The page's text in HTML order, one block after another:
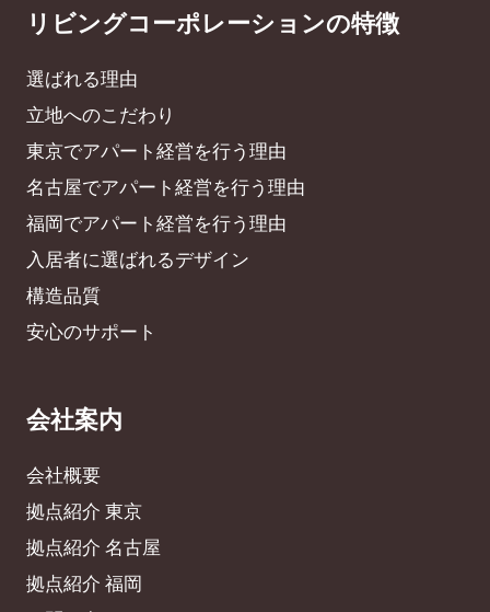
リビングコーポレーションの特徴
選ばれる理由
立地へのこだわり
東京でアパート経営を行う理由
名古屋でアパート経営を行う理由
福岡でアパート経営を行う理由
入居者に選ばれるデザイン
構造品質
安心のサポート
会社案内
会社概要
拠点紹介 東京
拠点紹介 名古屋
拠点紹介 福岡